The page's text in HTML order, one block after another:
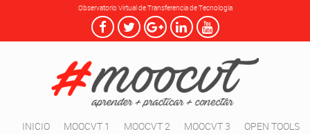
Observatorio Virtual de Transferencia de Tecnología
INICIO MOOCVT 1 MOOCVT 2 MOOCVT 3
OPEN TOOLS